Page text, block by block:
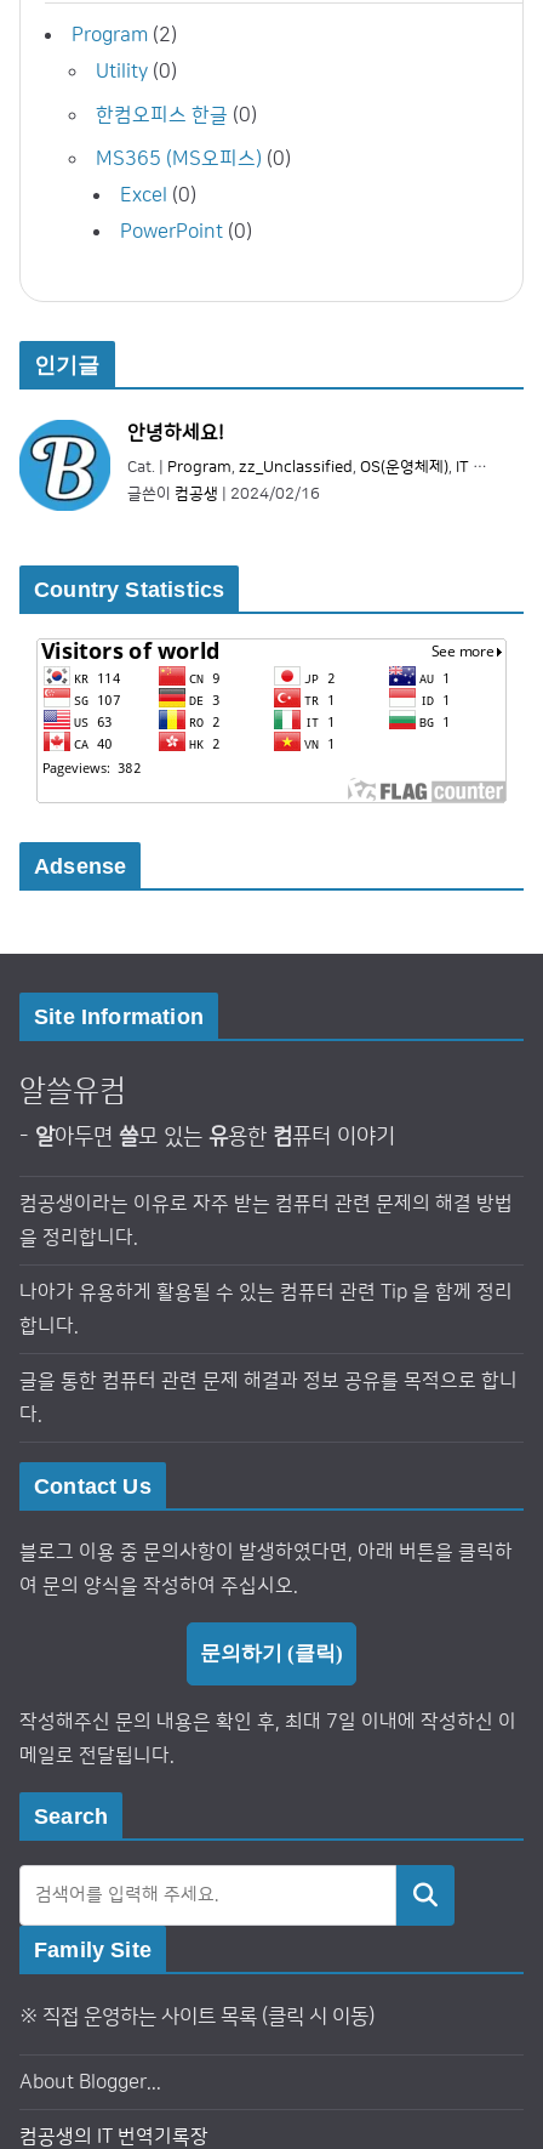
Program (2)
Utility (0)
한컴오피스 한글 (0)
MS365 (MS오피스) (0)
Excel (0)
PowerPoint (0)
인기글
Country Statistics
Adsense
Site Information
알쓸유컴
- 알아두면 쓸모 있는 유용한 컴퓨터 이야기
컴공생이라는 이유로 자주 받는 컴퓨터 관련 문제의 해결 방법
을 정리합니다.
나아가 유용하게 활용될 수 있는 컴퓨터 관련 Tip 을 함께 정리
합니다.
글을 통한 컴퓨터 관련 문제 해결과 정보 공유를 목적으로 합니
다.
Contact Us
블로그 이용 중 문의사항이 발생하였다면, 아래 버튼을 클릭하
여 문의 양식을 작성하여 주십시오.
문의하기 (클릭)
작성해주신 문의 내용은 확인 후, 최대 7일 이내에 작성하신 이
메일로 전달됩니다.
Search
검색
Family Site
※ 직접 운영하는 사이트 목록 (클릭 시 이동)
About Blogger...
컴공생의 IT 번역기록장